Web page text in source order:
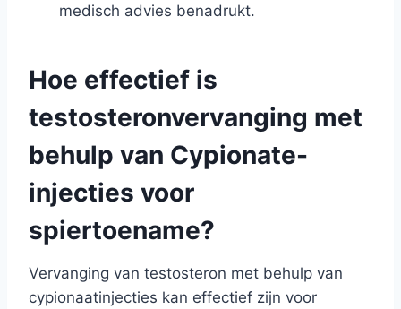
medisch advies benadrukt.
Hoe effectief is
testosteronvervanging met
behulp van Cypionate-
injecties voor
spiertoename?
Vervanging van testosteron met behulp van
cypionaatinjecties kan effectief zijn voor